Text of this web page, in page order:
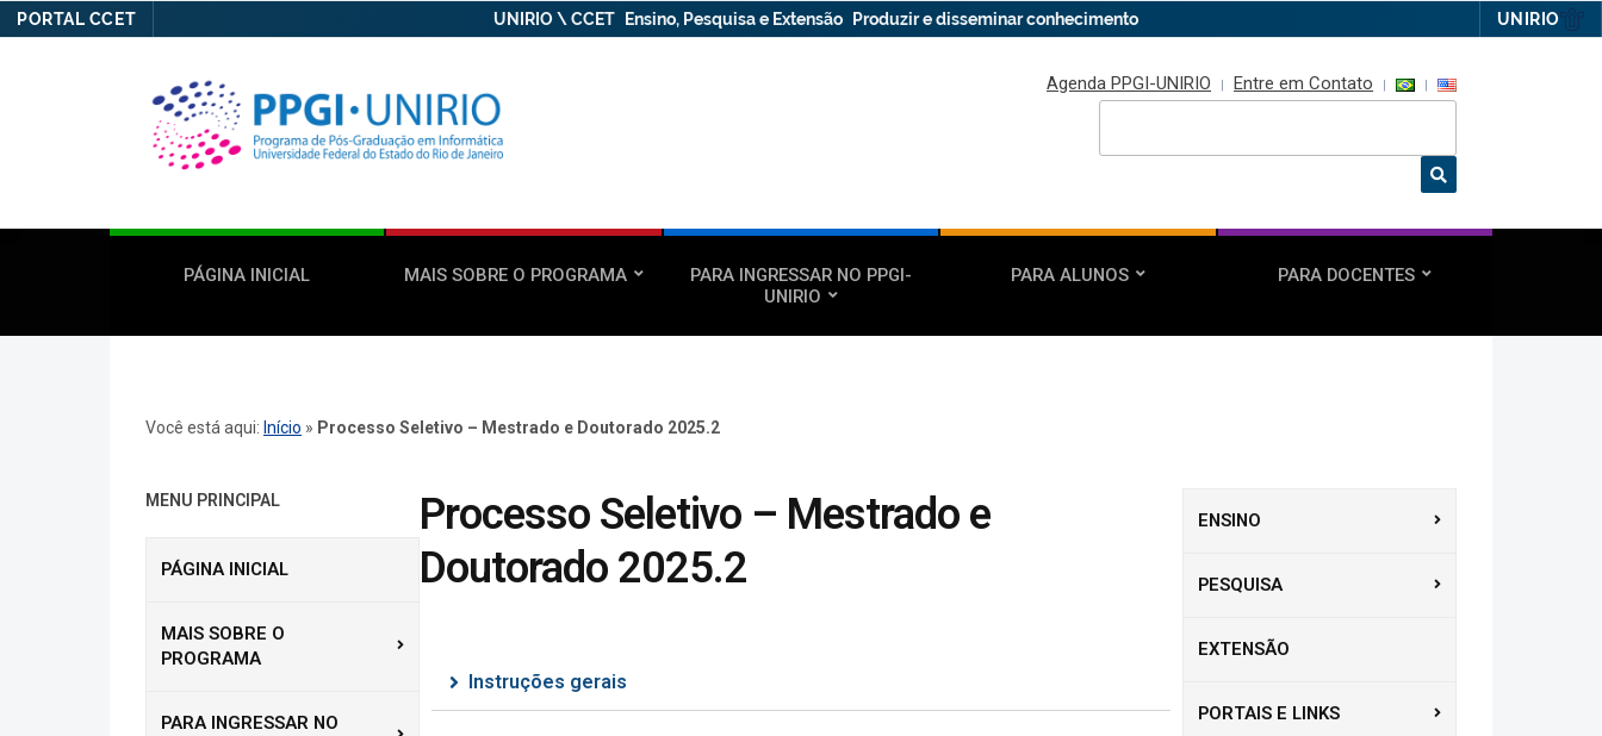
PORTAL CCET UNIRIO \ CCET Ensino, Pesquisa e Extensão Produzir e disseminar conhecimento UNIRIO
Agenda PPGI-UNIRIO Entre em Contato
PÁGINA INICIAL MAIS SOBRE O PROGRAMA
PARA INGRESSAR NO PPGI-
UNIRIO
PARA ALUNOS PARA DOCENTES
Você está aqui: Início » Processo Seletivo – Mestrado e Doutorado 2025.2
MENU PRINCIPAL
PÁGINA INICIAL
MAIS SOBRE O
PROGRAMA
PARA INGRESSAR NO
Processo Seletivo – Mestrado e
Doutorado 2025.2
Instruções gerais
ENSINO
PESQUISA
EXTENSÃO
PORTAIS E LINKS